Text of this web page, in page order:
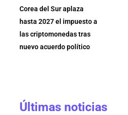
Corea del Sur aplaza
hasta 2027 el impuesto a
las criptomonedas tras
nuevo acuerdo político
Últimas noticias